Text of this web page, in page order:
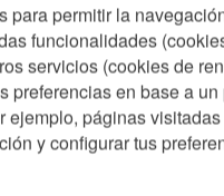
para permitir la
funcionalidades
servicios (cookies de
preferencias en base a
ejemplo, páginas
y configurar tus